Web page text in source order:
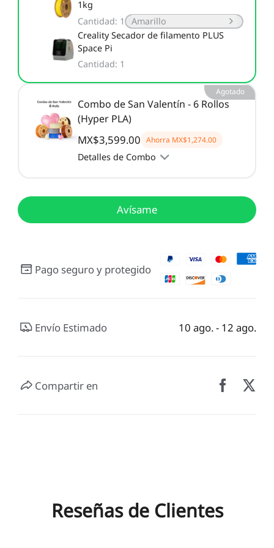
1kg
Cantidad: 1
Amarillo
Creality Secador de filamento PLUS
Space Pi
Cantidad: 1
Combo de San Valentín - 6 Rollos
(Hyper PLA)
MX$3,599.00 Ahorra MX$1,274.00
Detalles de Combo
Agotado
Avísame
Pago seguro y protegido
Envío Estimado 10 ago. - 12 ago.
Compartir en
Reseñas de Clientes